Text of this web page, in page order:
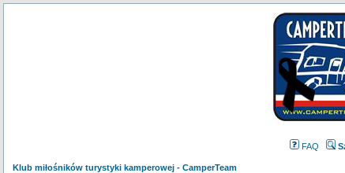
FAQ
Klub miłośników turystyki kamperowej - CamperTeam